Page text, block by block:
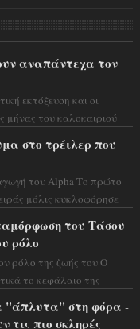
αναπάντεχα τον
εκτόξευση και οι
μήνας του καλοκαιριού
στο τρέιλερ που
του Alpha Το πρώτο
μόλις κυκλοφόρησε
του Τάσου
ρόλο
ρόλο της ζωής του Ο
το κεφάλαιο της
"άπλυτα" στη φόρα -
τις πιο σκληρές